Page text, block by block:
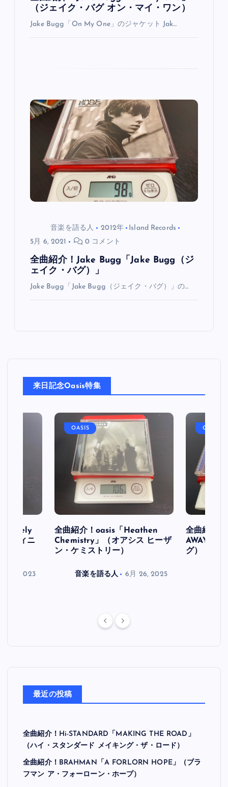
（ジェイク・バグ オン・マイ・ワン）
Jake Bugg「On My One」のジャケット Jak…
音楽を語る人 2012年
Island Records
5月 6, 2021
0 コメント
全曲紹介！Jake Bugg「Jake Bugg（ジ
ェイク・バグ）」
Jake Bugg「Jake Bugg（ジェイク・バグ）」の…
来日記念Oasis特集
フィニ
30, 2023
OASIS
全曲紹介！oasis「Heathen
Chemistry」（オアシス ヒーザ
ン・ケミストリー）
音楽を語る人 6月 26, 2025
OASIS
全曲紹介
AWAY」
グ）
最近の投稿
全曲紹介！Hi-STANDARD「MAKING THE ROAD」
（ハイ・スタンダード メイキング・ザ・ロード）
全曲紹介！BRAHMAN「A FORLORN HOPE」（ブラ
フマン ア・フォーローン・ホープ）